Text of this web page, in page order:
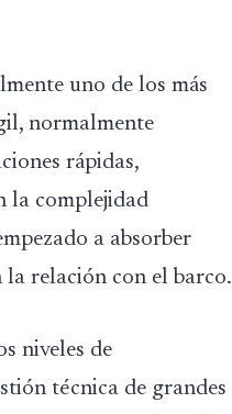
uno de los más
normalmente
rápidas,
la complejidad
a absorber
relación con el barco.
niveles de
técnica de grandes